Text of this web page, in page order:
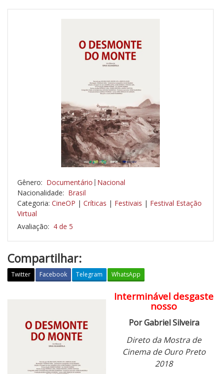
Gênero: Documentário Nacional
Nacionalidade: Brasil
Categoria: CineOP | Críticas | Festivais | Festival Estação
Virtual
Avaliação: 4 de 5
Compartilhar:
Twitter Facebook Telegram WhatsApp
Interminável desgaste
nosso
Por Gabriel Silveira
Direto da Mostra de
Cinema de Ouro Preto
2018